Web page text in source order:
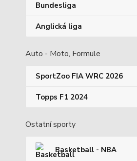
Bundesliga
Anglická liga
Auto - Moto, Formule
SportZoo FIA WRC 2026
Topps F1 2024
Ostatní sporty
Basketball - NBA